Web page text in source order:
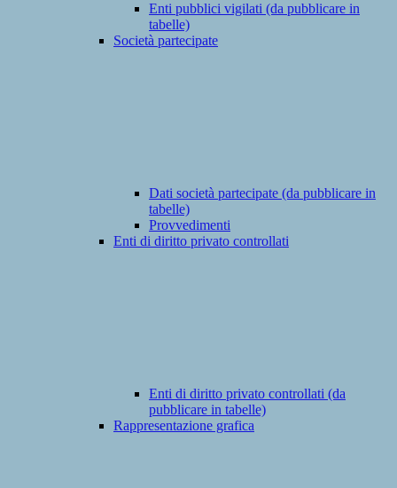
Enti pubblici vigilati (da pubblicare in
tabelle)
Società partecipate
Dati società partecipate (da pubblicare in
tabelle)
Provvedimenti
Enti di diritto privato controllati
Enti di diritto privato controllati (da
pubblicare in tabelle)
Rappresentazione grafica